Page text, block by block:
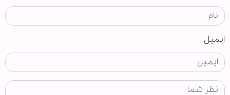
ایمیل